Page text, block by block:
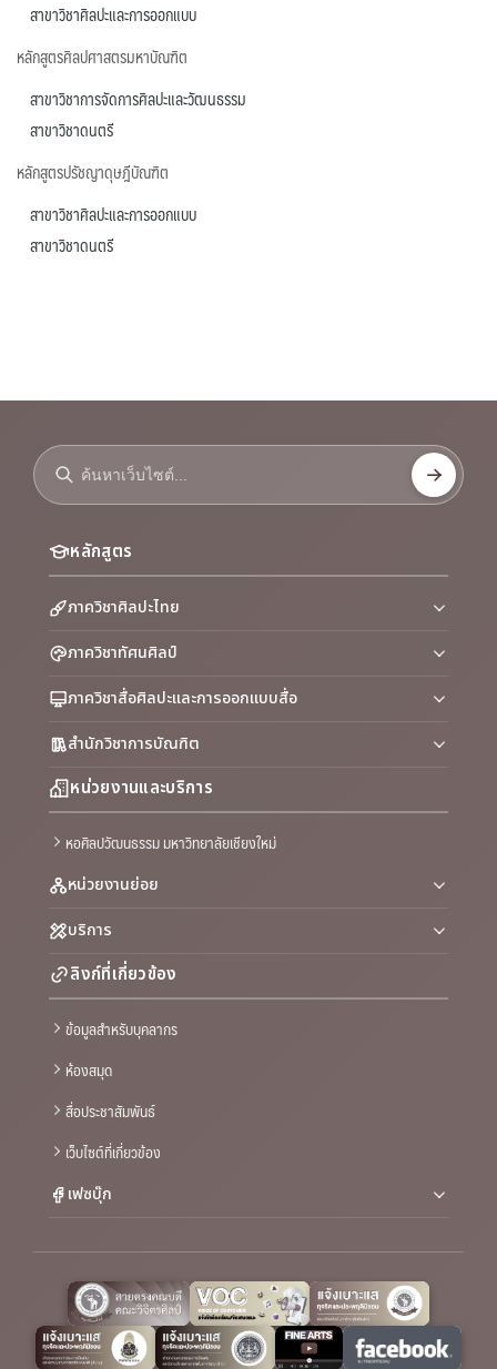
สาขาวิชาศิลปะและการออกแบบ
หลักสูตรศิลปศาสตรมหาบัณฑิต
สาขาวิชาการจัดการศิลปะและวัฒนธรรม
สาขาวิชาดนตรี
หลักสูตรปรัชญาดุษฎีบัณฑิต
สาขาวิชาศิลปะและการออกแบบ
สาขาวิชาดนตรี
หลักสูตร
ภาควิชาศิลปะไทย
ภาควิชาทัศนศิลป์
ภาควิชาสื่อศิลปะและการออกแบบสื่อ
สำนักวิชาการบัณฑิต
หน่วยงานและบริการ
หอศิลปวัฒนธรรม มหาวิทยาลัยเชียงใหม่
หน่วยงานย่อย
บริการ
ลิงก์ที่เกี่ยวข้อง
ข้อมูลสำหรับบุคลากร
ห้องสมุด
สื่อประชาสัมพันธ์
เว็บไซต์ที่เกี่ยวข้อง
เฟซบุ๊ก